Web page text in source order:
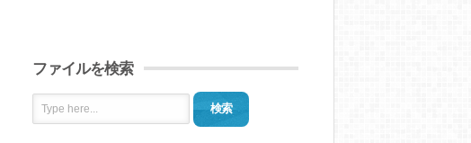
ファイルを検索
検索